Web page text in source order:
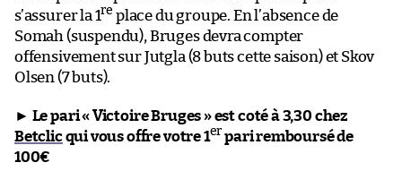
s’assurer la 1re place du groupe. En l’absence de
Somah (suspendu), Bruges devra compter
offensivement sur Jutgla (8 buts cette saison) et Skov
Olsen (7 buts).
► Le pari « Victoire Bruges » est coté à 3,30 chez
Betclicqui vous offre votre 1er pari remboursé de
100€